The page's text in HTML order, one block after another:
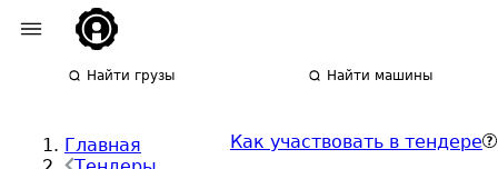
Найти грузы Найти машины
Главная
Как участвовать в тендере